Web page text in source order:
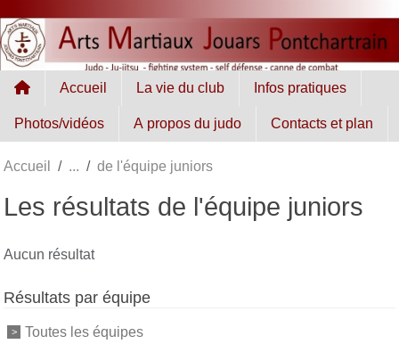
Accueil La vie du club Infos pratiques
Photos/vidéos A propos du judo Contacts et plan
Accueil de l'équipe juniors
Les résultats de l'équipe juniors
Aucun résultat
Résultats par équipe
Toutes les équipes